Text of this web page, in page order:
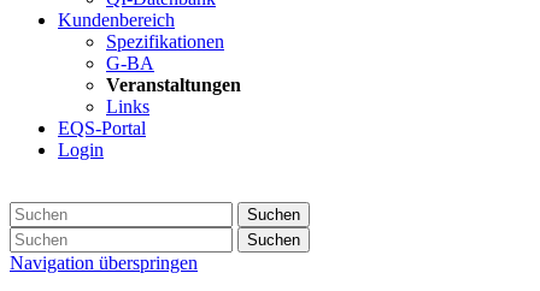
Kundenbereich
Spezifikationen
G-BA
Veranstaltungen
Links
EQS-Portal
Login
Suchen
Suchen
Navigation überspringen